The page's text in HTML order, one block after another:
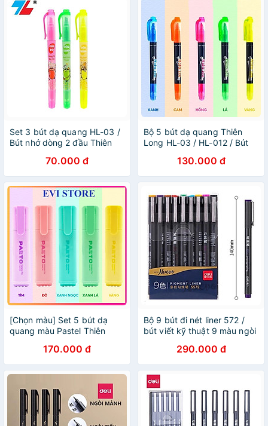
Set 3 bút dạ quang HL-03 /
Bút nhớ dòng 2 đầu Thiên
70.000 đ
Bộ 5 bút dạ quang Thiên
Long HL-03 / HL-012 / Bút
HL03 / HL012130.000 đ
[Chọn màu] Set 5 bút dạ
quang màu Pastel Thiên
HL009/VN / HL009 / HL016
170.000 đ
Bộ 9 bút đi nét liner 572 /
bút viết kỹ thuật 9 màu ngòi
290.000 đ